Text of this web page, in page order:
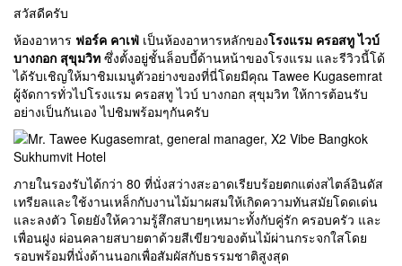
สวัสดีครับ
ห้องอาหาร ฟอร์ค คาเฟ่ เป็นห้องอาหารหลักของโรงแรม ครอสทู ไวบ์
บางกอก สุขุมวิท ซึ่งตั้งอยู่ชั้นล็อบบี้ด้านหน้าของโรงแรม และรีวิวนี้โด้
ได้รับเชิญให้มาชิมเมนูตัวอย่างของที่นี่โดยมีคุณ Tawee Kugasemrat
ผู้จัดการทั่วไปโรงแรม ครอสทู ไวบ์ บางกอก สุขุมวิท ให้การต้อนรับ
อย่างเป็นกันเอง ไปชิมพร้อมๆกันครับ
ภายในรองรับได้กว่า 80 ที่นั่งสว่างสะอาดเรียบร้อยตกแต่งสไตล์อินดัส
เทรียลและใช้งานเหล็กกับงานไม้มาผสมให้เกิดความทันสมัยโดดเด่น
และลงตัว โดยยังให้ความรู้สึกสบายๆเหมาะทั้งกับคู่รัก ครอบครัว และ
เพื่อนฝูง ผ่อนคลายสบายตาด้วยสีเขียวของต้นไม้ผ่านกระจกใสโดย
รอบพร้อมที่นั่งด้านนอกเพื่อสัมผัสกับธรรมชาติสูงสุด